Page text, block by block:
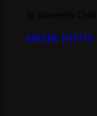
MEHR INFOS